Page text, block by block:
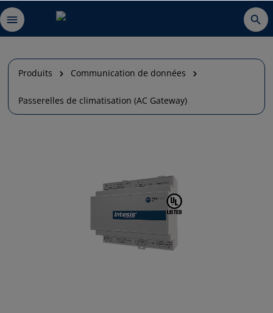
Produits Communication de données
Passerelles de climatisation (AC Gateway)